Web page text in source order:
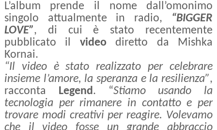
L’album prende il nome dall’omonimo
singolo attualmente in radio, “BIGGER
LOVE”, di cui è stato recentemente
pubblicato il video diretto da Mishka
Kornai.
“Il video è stato realizzato per celebrare
insieme l’amore, la speranza e la resilienza”,
racconta Legend. “Stiamo usando la
tecnologia per rimanere in contatto e per
trovare modi creativi per reagire. Volevamo